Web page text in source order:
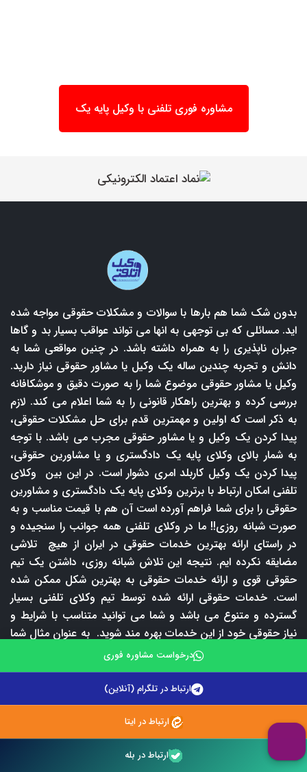
مشاوره فوری تلفنی با وکیل پایه یک
بدون شک شما هم بارها با سوالات و مشکلات حقوقی مواجه شده
اید. مسائلی که بی توجهی به انها می تواند عواقب بسیار بد و گاها
جبران ناپذیری را به همراه داشته باشد. در چنین مواقعی شما به
دانش و تجربه چندین ساله یک وکیل یا مشاور حقوقی نیاز دارید.
وکیل یا مشاور حقوقی موضوع شما را به صورت دقیق و موشکافانه
بررسی کرده و بهترین راهکار قانونی را به شما اعلام می کند. لازم
به ذکر است که اولین و مهمترین قدم برای حل مشکلات حقوقی،
پیدا کردن یک وکیل و یا مشاور حقوقی مجرب می باشد. با توجه
به شمار بالای وکلای پایه یک دادگستری و یا مشاورین حقوقی،
پیدا کردن یک وکیل کاربلد امری دشوار است. در این بین وکلای
تلفنی امکان ارتباط با برترین وکلای پایه یک دادگستری و مشاورین
حقوقی را برای شما فراهم آورده است آن هم با قیمت مناسب و به
صورت شبانه روزی!! ما در وکلای تلفنی همه جوانب را سنجیده و
در راستای ارائه بهترین خدمات حقوقی در ایران از هیچ تلاشی
مضایقه نکرده ایم. نتیجه این تلاش شبانه روزی، داشتن یک تیم
حقوقی قوی و ارائه خدمات حقوقی به بهترین شکل ممکن شده
است. خدمات حقوقی ارائه شده توسط تیم وکلای تلفنی بسیار
گسترده و متنوع می باشد و شما می توانید متناسب با شرایط و
نیاز حقوقی خود از این خدمات بهره مند شوید. به عنوان مثال شما
کارمند هستید و در ساعت اداری امکان دریافت مشاوره حقوقی با
وکیل ندارید. ولی هیچ جای نگرانی وجود ندارد شما می توانید در
هر ساعت از شبانه روز با برترین وکلای پایه یک دادگستری ما
مشورت نمایید. یا اینکه شرایط خروج از منزل و مراجعه به دفتر
وکیل برای دریافت مشاوره حقوقی حضوری ندارید در این صورت
نیز می توانید با شماره 09212242670 و یا 02147625900 تماس
بگیرید و از خدمات مشاوره حقوقی تلفنی ما بهره مند شوید.
درخواست مشاوره فوری
ارتباط در تلگرام (آنلاین)
ارتباط در ایتا
ارتباط در بله